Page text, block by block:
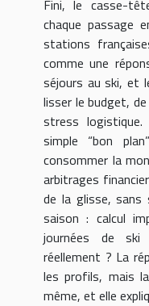
Fini, le casse-
chaque passage
stations
comme une
séjours au ski, et
lisser le budget,
stress
simple “bon
consommer la
arbitrages
de la glisse,
saison : calcul
journées de ski
réellement ? La
les profils, mais
même, et elle